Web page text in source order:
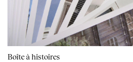
Boîte à histoires